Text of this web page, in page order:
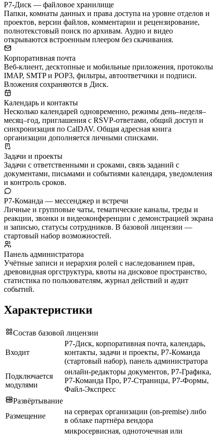
Р7-Диск — файловое хранилище
Папки, комнаты данных и права доступа на уровне отделов и
проектов, версии файлов, комментарии и рецензирование,
полнотекстовый поиск по архивам. Аудио и видео
открываются встроенным плеером без скачивания.
Корпоративная почта
Веб-клиент, десктопные и мобильные приложения, протоколы
IMAP, SMTP и POP3, фильтры, автоответчики и подписи.
Вложения сохраняются в Диск.
Календарь и контакты
Несколько календарей одновременно, режимы день–неделя–
месяц–год, приглашения с RSVP-ответами, общий доступ и
синхронизация по CalDAV. Общая адресная книга
организации дополняется личными списками.
Задачи и проекты
Задачи с ответственными и сроками, связь заданий с
документами, письмами и событиями календаря, уведомления
и контроль сроков.
Р7-Команда — мессенджер и встречи
Личные и групповые чаты, тематические каналы, треды и
реакции, звонки и видеоконференции с демонстрацией экрана
и записью, статусы сотрудников. В базовой лицензии —
стартовый набор возможностей.
Панель администратора
Учётные записи и иерархия ролей с наследованием прав,
древовидная оргструктура, квоты на дисковое пространство,
статистика по пользователям, журнал действий и аудит
событий.
Характеристики
Состав базовой лицензии
Входит
Р7-Диск, корпоративная почта, календарь,
контакты, задачи и проекты, Р7-Команда
(стартовый набор), панель администратора
Подключается
модулями
онлайн-редакторы документов, Р7-Графика,
Р7-Команда Про, Р7-Страницы, Р7-Формы,
Файл-Экспресс
Развёртывание
Размещение
на серверах организации (on-premise) либо
в облаке партнёра вендора
микросервисная, одноточечная или